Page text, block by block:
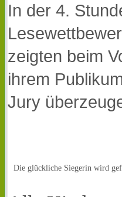
In der 4.
zeigten beim
ihrem
Jury
Die glückliche Siegerin wird